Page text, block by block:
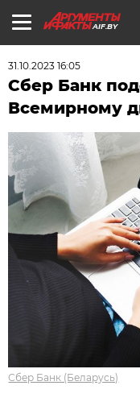
AIF.BY
31.10.2023 16:05
Сбер Банк
Всемирному
Сбер Банк (Беларусь)